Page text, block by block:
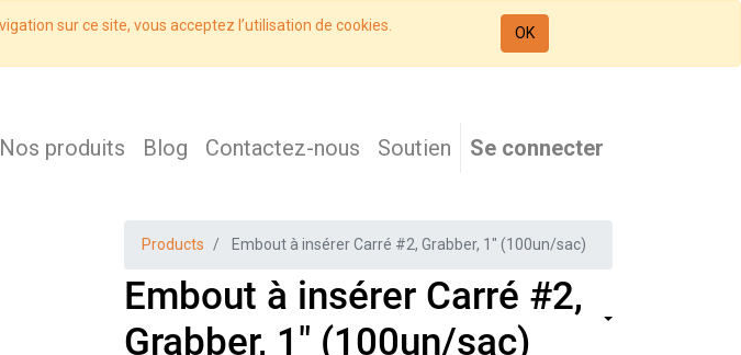
sur ce site, vous acceptez l’utilisation de cookies. OK
Nos produits Blog Contactez-nous Soutien Se connecter
Products Embout à insérer Carré #2, Grabber, 1" (100un/sac)
Embout à insérer Carré #2,
Grabber, 1" (100un/sac)